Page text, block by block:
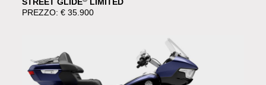
PREZZO: € 35.900